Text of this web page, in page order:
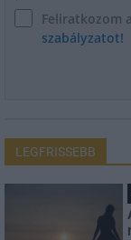
Feliratkozom
szabályzatot!
LEGFRISSEBB